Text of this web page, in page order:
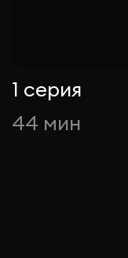
1 серия
44 мин